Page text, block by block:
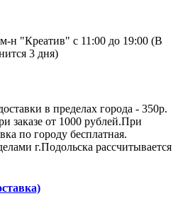
н "Креатив" с 11:00 до 19:00 (В
3 дня)
в пределах города - 350р.
заказе от 1000 рублей.При
по городу бесплатная.
г.Подольска рассчитывается